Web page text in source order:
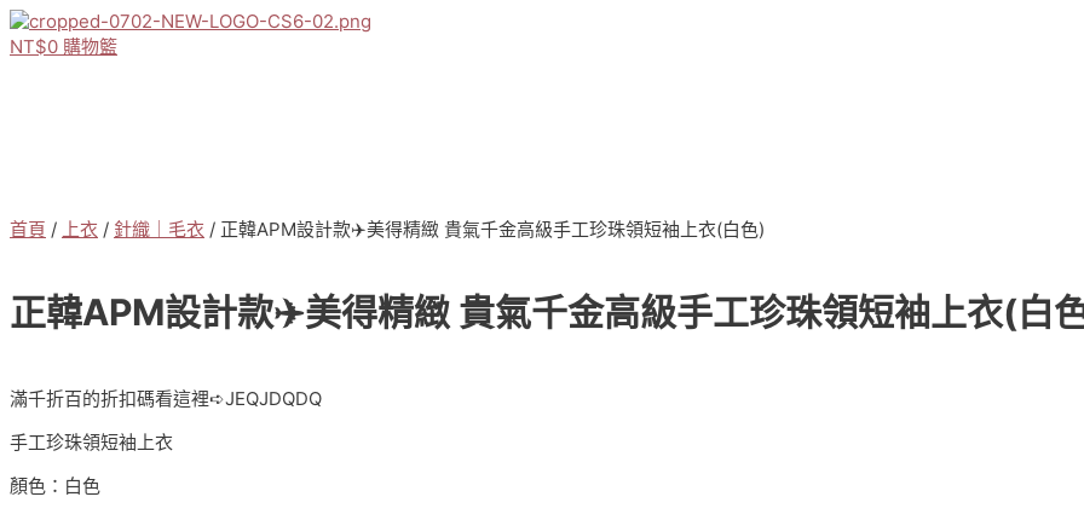
NT$0 購物籃
首頁 / 上衣 / 針織｜毛衣 / 正韓APM設計款✈️美得精緻 貴氣千金高級手工珍珠領短袖上衣(白色)
正韓APM設計款✈️美得精緻 貴氣千金高級手工珍珠領短袖上衣(白
滿千折百的折扣碼看這裡➪JEQJDQDQ
手工珍珠領短袖上衣
顏色：白色